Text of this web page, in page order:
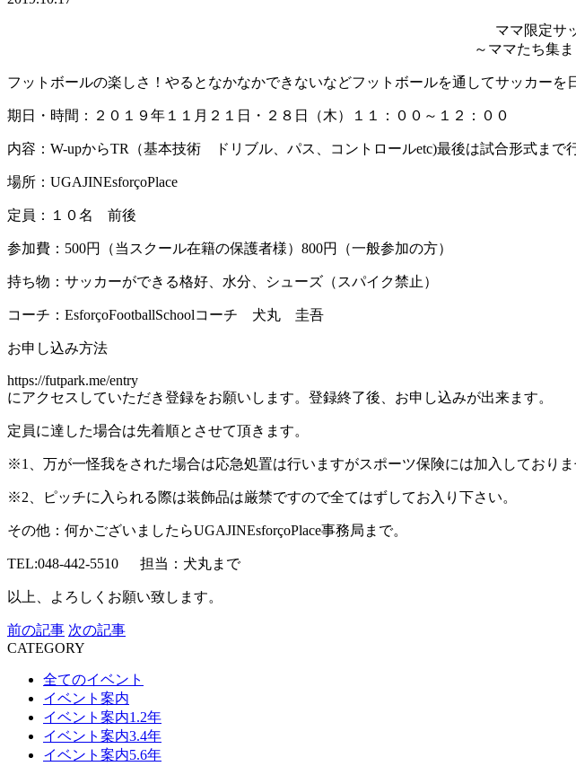
ママ限定サ
～ママたち集
フットボールの楽しさ！やるとなかなかできないなどフットボールを通してサッカー
期日・時間：２０１９年１１月２１日・２８日（木）１１：００～１２：００
内容：W-upからTR（基本技術 ドリブル、パス、コントロールetc)最後は試合形式まで
場所：UGAJINEsforçoPlace
定員：１０名 前後
参加費：500円（当スクール在籍の保護者様）800円（一般参加の方）
持ち物：サッカーができる格好、水分、シューズ（スパイク禁止）
コーチ：EsforçoFootballSchoolコーチ 犬丸 圭吾
お申し込み方法
https://futpark.me/entry
にアクセスしていただき登録をお願いします。登録終了後、お申し込みが出来ます。
定員に達した場合は先着順とさせて頂きます。
※1、万が一怪我をされた場合は応急処置は行いますがスポーツ保険には加入しておりま
※2、ピッチに入られる際は装飾品は厳禁ですので全てはずしてお入り下さい。
その他：何かございましたらUGAJINEsforçoPlace事務局まで。
TEL:048-442-5510 担当：犬丸まで
以上、よろしくお願い致します。
前の記事 次の記事
CATEGORY
全てのイベント
イベント案内
イベント案内1.2年
イベント案内3.4年
イベント案内5.6年